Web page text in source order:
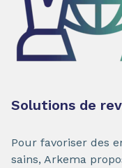
Solutions de
Pour favoriser des
sains, Arkema